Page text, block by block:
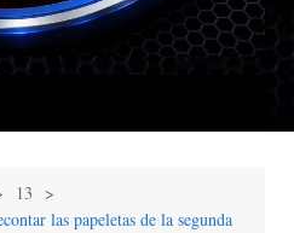
13
las papeletas de la segunda